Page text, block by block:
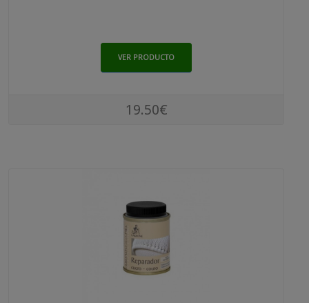
VER PRODUCTO
19.50€